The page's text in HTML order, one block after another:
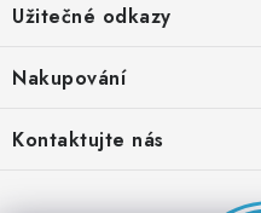
p
a
Užitečné odkazy
Provizní systém
Partner stránek: Super plecháček
Nakupování
Kontaktujte nás